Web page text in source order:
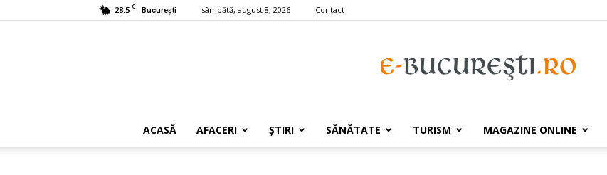
28.5 C București sâmbătă, august 8, 2026 Contact
e-
ACASĂ AFACERI ȘTIRI SĂNĂTATE TURISM MAGAZINE ONLINE